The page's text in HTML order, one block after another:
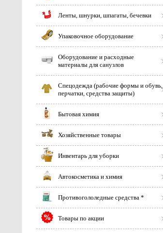
Ленты, шнурки, шпагаты, бечевки
Упаковочное оборудование
Оборудование и расходные
материалы для санузлов
Спецодежда (рабочие формы и обувь,
перчатки, средства защиты)
Бытовая химия
Хозяйственные товары
Инвентарь для уборки
Автокосметика и химия
Противогололедные средства *
Товары по акции